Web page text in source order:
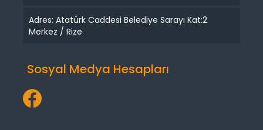
Adres: Atatürk Caddesi Belediye Sarayı Kat:2
Merkez / Rize
Sosyal Medya Hesapları